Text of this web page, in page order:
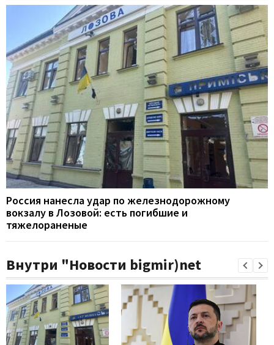
Россия нанесла удар по железнодорожному
вокзалу в Лозовой: есть погибшие и
тяжелораненые
Внутри "Новости bigmir)net